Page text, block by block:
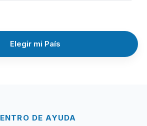
Elegir mi País
DE AYUDA